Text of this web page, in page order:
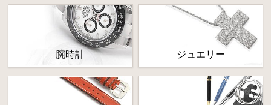
腕時計 ジュエリー